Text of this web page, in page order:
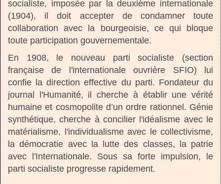
socialiste, imposée par la deuxième internationale
(1904), il doit accepter de condamner toute
collaboration avec la bourgeoisie, ce qui bloque
toute participation gouvernementale.
En 1908, le nouveau parti socialiste (section
française de l'internationale ouvrière SFIO) lui
confie la direction effective du parti. Fondateur du
journal l'Humanité, il cherche à établir une vérité
humaine et cosmopolite d’un ordre rationnel. Génie
synthétique, cherche à concilier l'idéalisme avec le
matérialisme, l'individualisme avec le collectivisme,
la démocratie avec la lutte des classes, la patrie
avec l'Internationale. Sous sa forte impulsion, le
parti socialiste progresse rapidement.